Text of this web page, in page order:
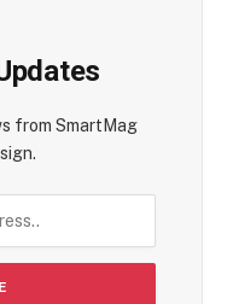
from SmartMag